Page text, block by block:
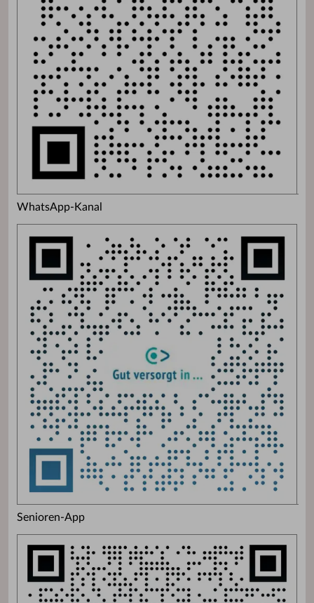
WhatsApp-Kanal
Senioren-App